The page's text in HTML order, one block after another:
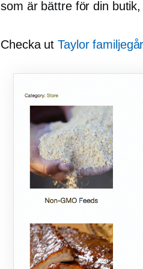
som är bättre för din
Checka utTaylor